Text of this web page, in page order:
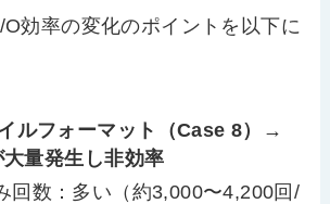
O効率の変化のポイントを以下に
ルフォーマット（Case 8）→
量発生し非効率
回数：多い（約3,000〜4,200回/